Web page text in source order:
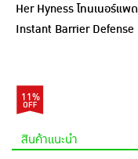
Her Hyness โทนเนอร์แพด
Instant Barrier Defense
11%
สินค้าแนะนำ